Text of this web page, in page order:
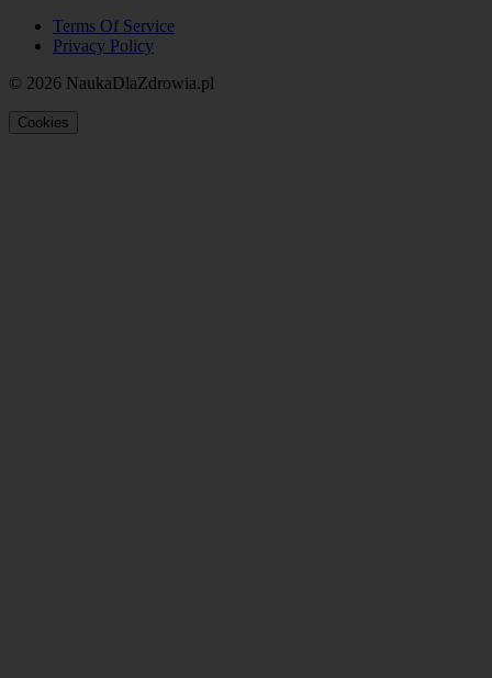
Terms Of Service
Privacy Policy
© 2026 NaukaDlaZdrowia.pl
Cookies